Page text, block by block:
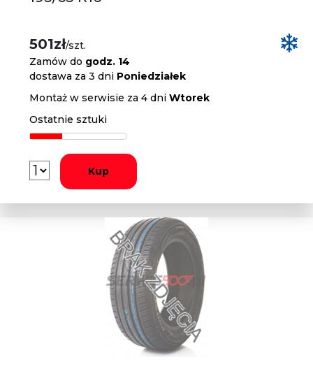
501zł/szt.
Zamów do godz. 14
dostawa za 3 dni Poniedziałek
Montaż w serwisie za 4 dniWtorek
Ostatnie sztuki
Kup